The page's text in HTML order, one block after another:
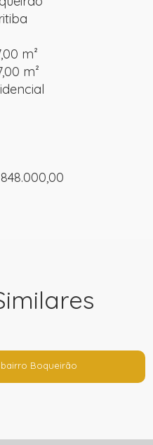
m²
m²
bairro Boqueirão